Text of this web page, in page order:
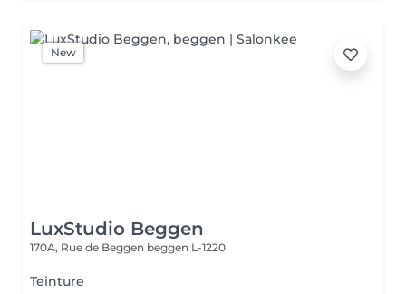
New
LuxStudio Beggen
170A, Rue de Beggen beggen L-1220
Teinture